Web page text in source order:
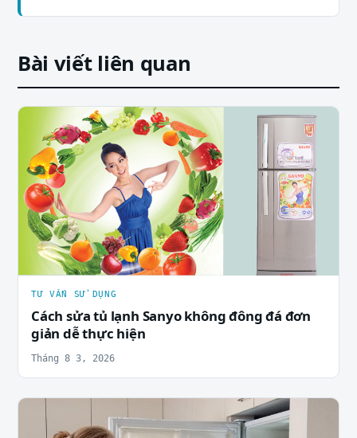
Bài viết liên quan
TƯ VẤN SỬ DỤNG
Cách sửa tủ lạnh Sanyo không đông đá đơn
giản dễ thực hiện
Tháng 8 3, 2026